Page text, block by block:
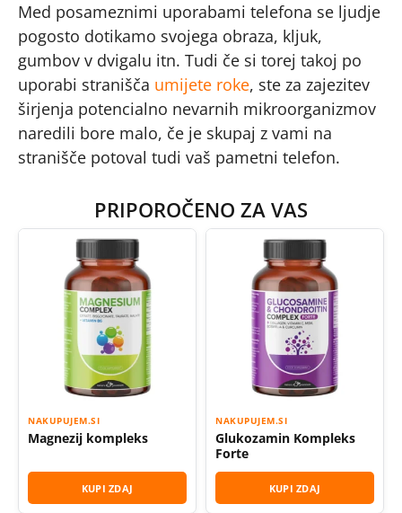
Med posameznimi uporabami telefona se ljudje
pogosto dotikamo svojega obraza, kljuk,
gumbov v dvigalu itn. Tudi če si torej takoj po
uporabi stranišča umijete roke, ste za zajezitev
širjenja potencialno nevarnih mikroorganizmov
naredili bore malo, če je skupaj z vami na
stranišče potoval tudi vaš pametni telefon.
PRIPOROČENO ZA VAS
NAKUPUJEM.SI
Magnezij kompleks
KUPI ZDAJ
NAKUPUJEM.SI
Glukozamin Kompleks
Forte
KUPI ZDAJ